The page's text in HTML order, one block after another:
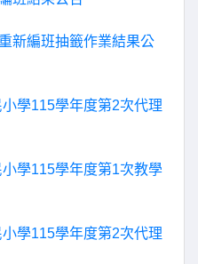
新編班抽籤作業結果公
學115學年度第2次代理
學115學年度第1次教學
學115學年度第2次代理